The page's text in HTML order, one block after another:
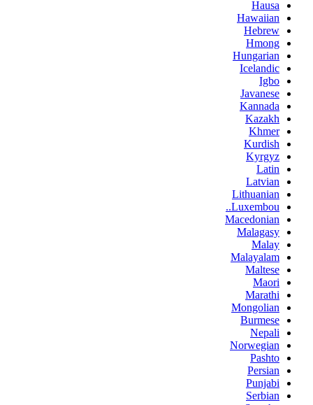
Hausa
Hawaiian
Hebrew
Hmong
Hungarian
Icelandic
Igbo
Javanese
Kannada
Kazakh
Khmer
Kurdish
Kyrgyz
Latin
Latvian
Lithuanian
Luxembou..
Macedonian
Malagasy
Malay
Malayalam
Maltese
Maori
Marathi
Mongolian
Burmese
Nepali
Norwegian
Pashto
Persian
Punjabi
Serbian